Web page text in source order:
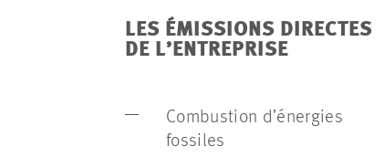
LES ÉMISSIONS DIRECTES
DE L’ENTREPRISE
Combustion d’énergies
fossiles